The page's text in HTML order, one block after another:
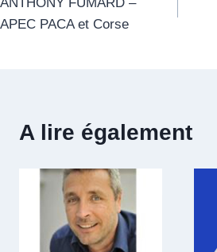
ANTHONY FUMARD –
APEC PACA et Corse
A lire également